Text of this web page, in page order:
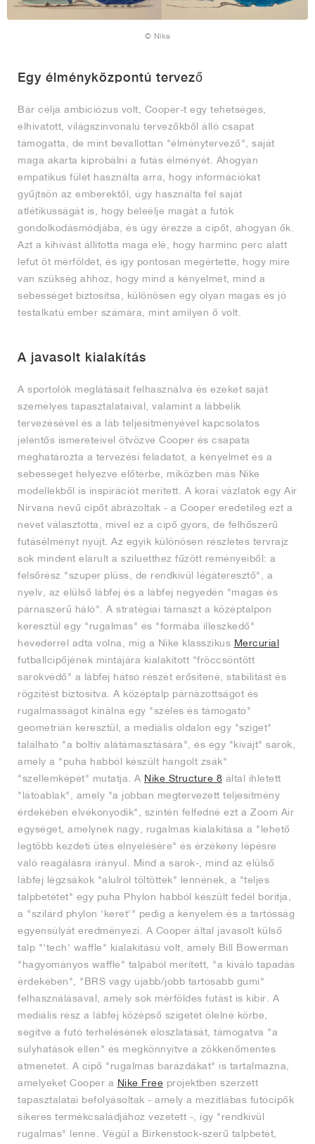
© Nike
Egy élményközpontú tervező
Bár célja ambiciózus volt, Cooper-t egy tehetséges,
elhivatott, világszínvonalú tervezőkből álló csapat
támogatta, de mint bevallottan "élménytervező", saját
maga akarta kipróbálni a futás élményét. Ahogyan
empatikus fülét használta arra, hogy információkat
gyűjtsön az emberektől, úgy használta fel saját
atlétikusságát is, hogy beleélje magát a futók
gondolkodásmódjába, és úgy érezze a cipőt, ahogyan ők.
Azt a kihívást állította maga elé, hogy harminc perc alatt
lefut öt mérföldet, és így pontosan megértette, hogy mire
van szükség ahhoz, hogy mind a kényelmet, mind a
sebességet biztosítsa, különösen egy olyan magas és jó
testalkatú ember számára, mint amilyen ő volt.
A javasolt kialakítás
A sportolók meglátásait felhasználva és ezeket saját
személyes tapasztalataival, valamint a lábbelik
tervezésével és a láb teljesítményével kapcsolatos
jelentős ismereteivel ötvözve Cooper és csapata
meghatározta a tervezési feladatot, a kényelmet és a
sebességet helyezve előtérbe, miközben más Nike
modellekből is inspirációt merített. A korai vázlatok egy Air
Nirvana nevű cipőt ábrázoltak - a Cooper eredetileg ezt a
nevet választotta, mivel ez a cipő gyors, de felhőszerű
futásélményt nyújt. Az egyik különösen részletes tervrajz
sok mindent elárult a sziluetthez fűzött reményeiből: a
felsőrész "szuper plüss, de rendkívül légáteresztő", a
nyelv, az elülső lábfej és a lábfej negyedén "magas és
párnaszerű háló". A stratégiai támaszt a középtalpon
keresztül egy "rugalmas" és "formába illeszkedő"
hevederrel adta volna, míg a Nike klasszikus Mercurial
futballcipőjének mintájára kialakított "fröccsöntött
sarokvédő" a lábfej hátsó részét erősítené, stabilitást és
rögzítést biztosítva. A középtalp párnázottságot és
rugalmasságot kínálna egy "széles és támogató"
geometrián keresztül, a mediális oldalon egy "sziget"
található "a boltív alátámasztására", és egy "kivájt" sarok,
amely a "puha habból készült hangolt zsák"
"szellemképét" mutatja. A Nike Structure 8 által ihletett
"látóablak", amely "a jobban megtervezett teljesítmény
érdekében elvékonyodik", szintén felfedné ezt a Zoom Air
egységet, amelynek nagy, rugalmas kialakítása a "lehető
legtöbb kezdeti ütés elnyelésére" és érzékeny lépésre
való reagálásra irányul. Mind a sarok-, mind az elülső
lábfej légzsákok "alulról töltöttek" lennének, a "teljes
talpbetétet" egy puha Phylon habból készült fedél borítja,
a "szilárd phylon 'keret'" pedig a kényelem és a tartósság
egyensúlyát eredményezi. A Cooper által javasolt külső
talp "'tech' waffle" kialakítású volt, amely Bill Bowerman
"hagyományos waffle" talpából merített, "a kiváló tapadás
érdekében", "BRS vagy újabb/jobb tartósabb gumi"
felhasználásával, amely sok mérföldes futást is kibír. A
mediális rész a lábfej középső szigetét ölelné körbe,
segítve a futó terhelésének eloszlatását, támogatva "a
súlyhatások ellen" és megkönnyítve a zökkenőmentes
átmenetet. A cipő "rugalmas barázdákat" is tartalmazna,
amelyeket Cooper a Nike Free projektben szerzett
tapasztalatai befolyásoltak - amely a mezítlábas futócipők
sikeres termékcsaládjához vezetett -, így "rendkívül
rugalmas" lenne. Végül a Birkenstock-szerű talpbetét,